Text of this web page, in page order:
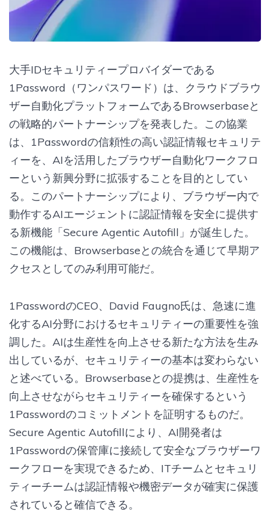
大手IDセキュリティープロバイダーである
1Password（ワンパスワード）は、クラウドブラウ
ザー自動化プラットフォームであるBrowserbaseと
の戦略的パートナーシップを発表した。この協業
は、1Passwordの信頼性の高い認証情報セキュリテ
ィーを、AIを活用したブラウザー自動化ワークフロ
ーという新興分​​野に拡張することを目的としてい
る。このパートナーシップにより、ブラウザー内で
動作するAIエージェントに認証情報を安全に提供す
る新機能「Secure Agentic Autofill」が誕生した。
この機能は、Browserbaseとの統合を通じて早期ア
クセスとしてのみ利用可能だ。
1PasswordのCEO、David Faugno氏は、急速に進
化するAI分野におけるセキュリティーの重要性を強
調した。AIは生産性を向上させる新たな方法を生み
出しているが、セキュリティーの基本は変わらない
と述べている。Browserbaseとの提携は、生産性を
向上させながらセキュリティーを確保するという
1Passwordのコミットメントを証明するものだ。
Secure Agentic Autofillにより、AI開発者は
1Passwordの保管庫に接続して安全なブラウザーワ
ークフローを実現できるため、ITチームとセキュリ
ティーチームは認証情報や機密データが確実に保護
されていると確信できる。